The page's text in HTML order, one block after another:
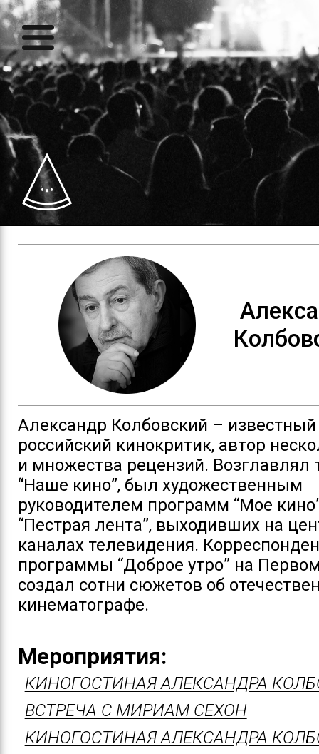
Александр Колбовский – известный
российский кинокритик, автор
и множества рецензий. Возглавлял
“Наше кино”, был художественным
руководителем программ “Мое
“Пестрая лента”, выходивших на
каналах телевидения.
программы “Доброе утро” на
создал сотни сюжетов об
кинематографе.
Мероприятия:
КИНОГОСТИНАЯ АЛЕКСАНДРА
ВСТРЕЧА С МИРИАМ СЕХОН
КИНОГОСТИНАЯ АЛЕКСАНДРА